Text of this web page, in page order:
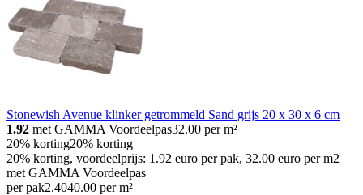
Stonewish Avenue klinker getrommeld Sand grijs 20 x 30 x 6 cm
1.92 met GAMMA Voordeelpas32.00 per m²
20% korting20% korting
20% korting, voordeelprijs: 1.92 euro per pak, 32.00 euro per m2
met GAMMA Voordeelpas
per pak2.4040.00 per m²